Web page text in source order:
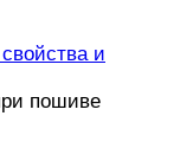
и
пошиве